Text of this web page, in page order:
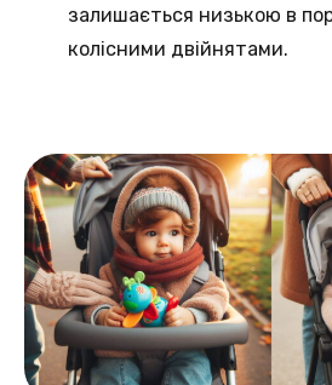
залишається низькою в
колісними двійнятами.